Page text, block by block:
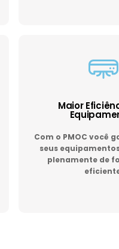
Maior
Com o PMOC você
seus
plenamente de